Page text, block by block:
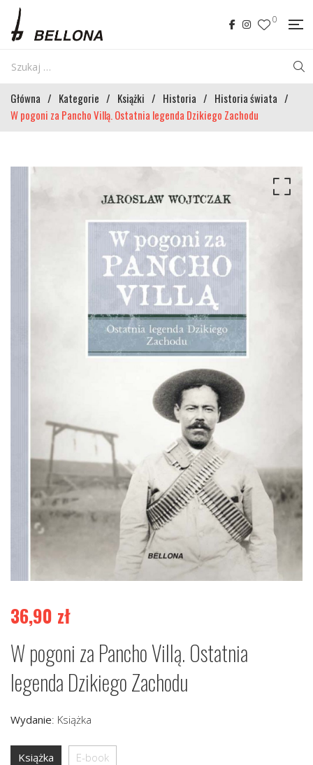
0
Główna / Kategorie / Książki / Historia / Historia świata /
W pogoni za Pancho Villą. Ostatnia legenda Dzikiego Zachodu
36,90 zł
W pogoni za Pancho Villą. Ostatnia
legenda Dzikiego Zachodu
Wydanie: Książka
Książka E-book